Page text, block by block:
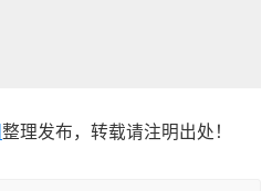
整理发布，转载请注明出处！